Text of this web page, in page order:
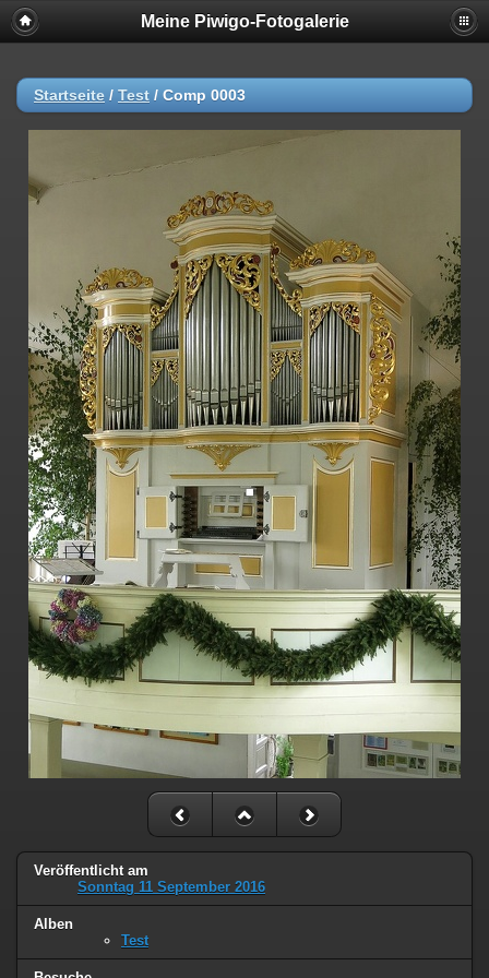
Meine Piwigo-Fotogalerie
Startseite / Test / Comp 0003
Veröffentlicht am
Sonntag 11 September 2016
Alben
Test